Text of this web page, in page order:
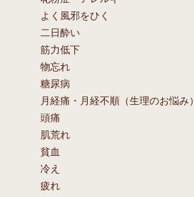
よく風邪をひく
二日酔い
筋力低下
物忘れ
糖尿病
月経痛・月経不順（生理のお悩み）
頭痛
肌荒れ
貧血
冷え
疲れ